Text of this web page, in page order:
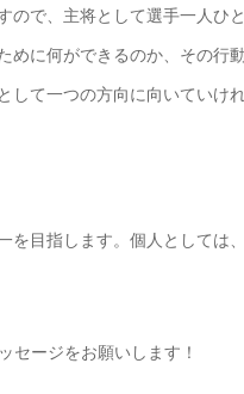
で、主将として選手一人ひ
めに何ができるのか、その行
て一つの方向に向いていけ
を目指します。個人としては
セージをお願いします！